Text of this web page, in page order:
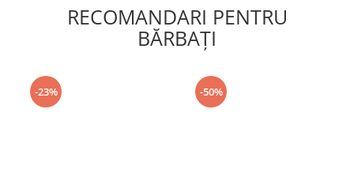
RECOMANDARI PENTRU
BĂRBAŢI
-23% -50%